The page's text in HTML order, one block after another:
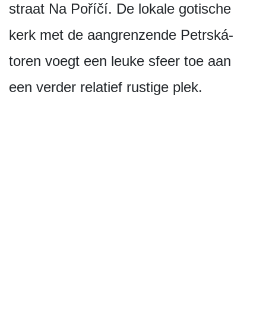
straat Na Poříčí. De lokale gotische
kerk met de aangrenzende Petrská-
toren voegt een leuke sfeer toe aan
een verder relatief rustige plek.